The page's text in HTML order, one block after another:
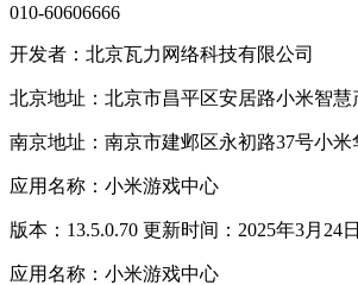
010-60606666
开发者：北京瓦力网络科技有限公司
北京地址：北京市昌平区安居路小米智慧
南京地址：南京市建邺区永初路37号小米
应用名称：小米游戏中心
版本：13.5.0.70 更新时间：2025年3月24日
应用名称：小米游戏中心